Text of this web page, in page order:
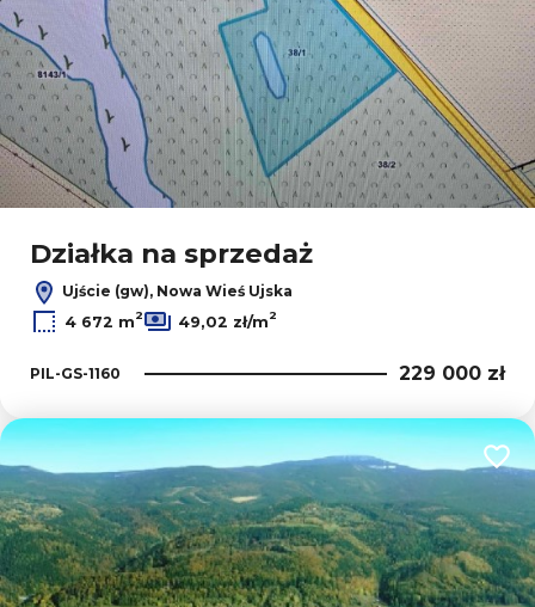
Działka na sprzedaż
Ujście (gw), Nowa Wieś Ujska
4 672 m2 49,02 zł/m2
PIL-GS-1160 229 000 zł